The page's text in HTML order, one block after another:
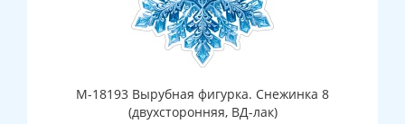
М-18193 Вырубная фигурка. Снежинка 8
(двухсторонняя, ВД-лак)